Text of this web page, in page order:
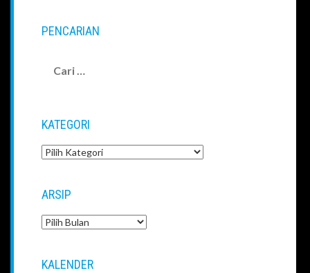
PENCARIAN
untuk:
KATEGORI
Kategori
ARSIP
Arsip
KALENDER